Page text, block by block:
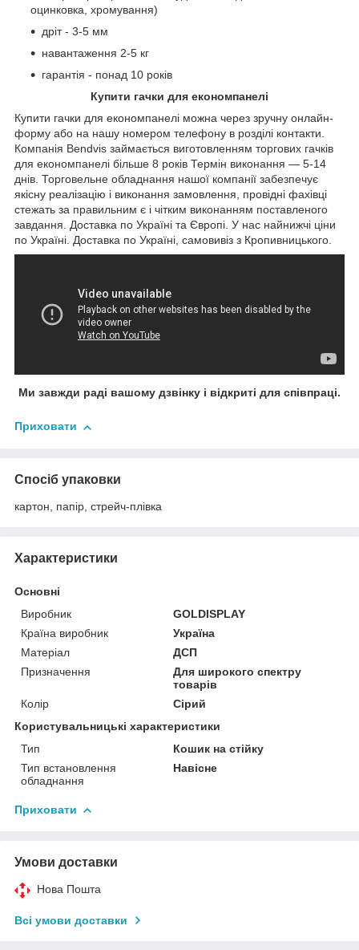
оцинковка, хромування)
дріт - 3-5 мм
навантаження 2-5 кг
гарантія - понад 10 років
Купити гачки для економпанелі
Купити гачки для економпанелі можна через зручну онлайн-
форму або на нашу номером телефону в розділі контакти.
Компанія Bendvis займається виготовленням торгових гачків
для економпанелі більше 8 років Термін виконання — 5-14
днів. Торговельне обладнання нашої компанії забезпечує
якісну реалізацію і виконання замовлення, провідні фахівці
стежать за правильним є і чітким виконанням поставленого
завдання. Доставка по Україні та Європі. У нас найнижчі ціни
по Україні. Доставка по Україні, самовивіз з Кропивницького.
Ми завжди раді вашому дзвінку і відкриті для співпраці.
Приховати
Спосіб упаковки
картон, папір, стрейч-плівка
Характеристики
Основні
Виробник
GOLDISPLAY
Країна виробник
Україна
Матеріал
ДСП
Призначення
Для широкого спектру
товарів
Колір
Сірий
Користувальницькі характеристики
Тип
Кошик на стійку
Тип встановлення
обладнання
Навісне
Приховати
Умови доставки
Нова Пошта
Всі умови доставки